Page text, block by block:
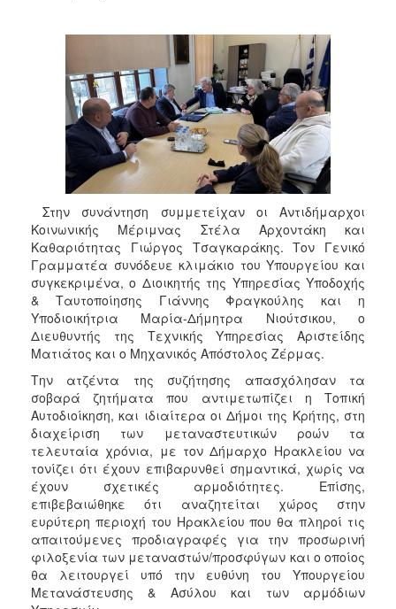
Στην συνάντηση συμμετείχαν οι Αντιδήμαρχοι
Κοινωνικής Μέριμνας Στέλα Αρχοντάκη και
Καθαριότητας Γιώργος Τσαγκαράκης. Τον Γενικό
Γραμματέα συνόδευε κλιμάκιο του Υπουργείου και
συγκεκριμένα, ο Διοικητής της Υπηρεσίας Υποδοχής
& Ταυτοποίησης Γιάννης Φραγκούλης και η
Υποδιοικήτρια Μαρία-Δήμητρα Νιούτσικου, ο
Διευθυντής της Τεχνικής Υπηρεσίας Αριστείδης
Ματιάτος και ο Μηχανικός Απόστολος Ζέρμας.
Την ατζέντα της συζήτησης απασχόλησαν τα
σοβαρά ζητήματα που αντιμετωπίζει η Τοπική
Αυτοδιοίκηση, και ιδιαίτερα οι Δήμοι της Κρήτης, στη
διαχείριση των μεταναστευτικών ροών τα
τελευταία χρόνια, με τον Δήμαρχο Ηρακλείου να
τονίζει ότι έχουν επιβαρυνθεί σημαντικά, χωρίς να
έχουν σχετικές αρμοδιότητες. Επίσης,
επιβεβαιώθηκε ότι αναζητείται χώρος στην
ευρύτερη περιοχή του Ηρακλείου που θα πληροί τις
απαιτούμενες προδιαγραφές για την προσωρινή
φιλοξενία των μεταναστών/προσφύγων και ο οποίος
θα λειτουργεί υπό την ευθύνη του Υπουργείου
Μετανάστευσης & Ασύλου και των αρμόδιων